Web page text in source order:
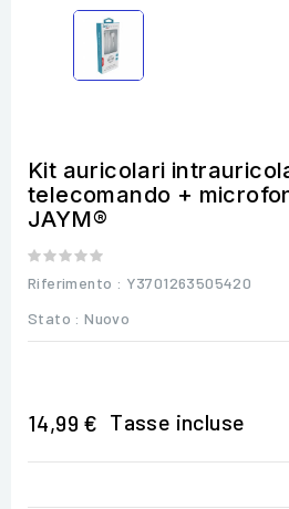
Kit auricolari
telecomando +
JAYM®
Riferimento : Y3701263505420
Stato : Nuovo
14,99 € Tasse incluse